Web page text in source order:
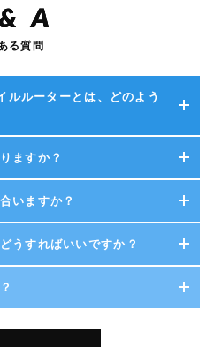
A
る質問
ルーターとは、どのよう
ますか？
いますか？
うすればいいですか？